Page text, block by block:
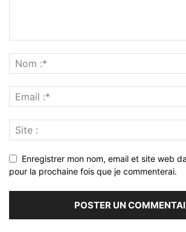
Enregistrer mon nom, email et site web
pour la prochaine fois que je commenterai.